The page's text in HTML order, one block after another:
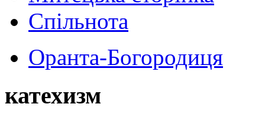
Спільнота
Оранта-Богородиця
катехизм